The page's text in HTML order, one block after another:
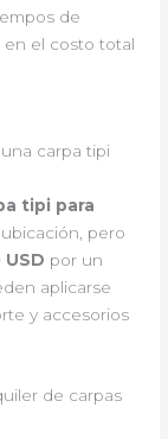
de
el costo total
carpa tipi
tipi para
pero
USD por un
aplicarse
y accesorios
de carpas